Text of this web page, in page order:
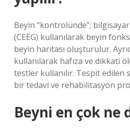
Beyin “kontrolünde”; bilgisayar
(CEEG) kullanılarak beyin
beyin haritası oluşturulur.
kullanılarak hafıza ve dikkati
testler kullanılır. Tespit edilen
bir tedavi ve rehabilitasyon
Beyni en çok ne